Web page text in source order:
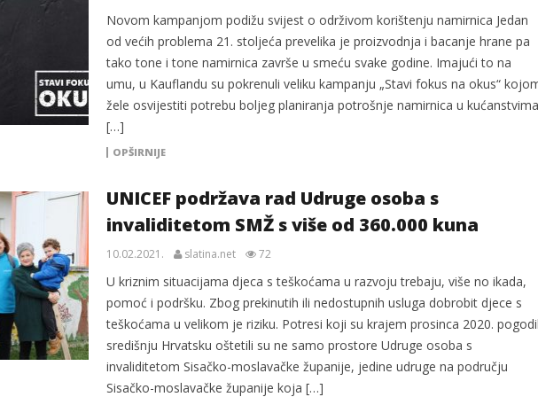
Novom kampanjom podižu svijest o održivom korištenju namirnica Jedan
od većih problema 21. stoljeća prevelika je proizvodnja i bacanje hrane pa
tako tone i tone namirnica završe u smeću svake godine. Imajući to na
umu, u Kauflandu su pokrenuli veliku kampanju „Stavi fokus na okus“
žele osvijestiti potrebu boljeg planiranja potrošnje namirnica u
[…]
OPŠIRNIJE
UNICEF podržava rad Udruge osoba s
invaliditetom SMŽ s više od 360.000 kuna
10.02.2021. slatina.net 72
U kriznim situacijama djeca s teškoćama u razvoju trebaju, više no ikada,
pomoć i podršku. Zbog prekinutih ili nedostupnih usluga dobrobit djece s
teškoćama u velikom je riziku. Potresi koji su krajem prosinca 2020.
središnju Hrvatsku oštetili su ne samo prostore Udruge osoba s
invaliditetom Sisačko-moslavačke županije, jedine udruge na području
Sisačko-moslavačke županije koja […]